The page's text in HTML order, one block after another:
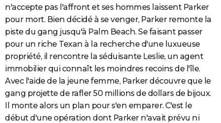
COPAINS D'AVANT
S'inscrire
Se connecter
Lycées
Collèges
Primaires
Universités
Entreprises
Service militaire
Avis de recherche
AVIS DE DÉCÈS
FORUM
Bricolage
Lifestyle
Culture
Sport
Auto
Television
Voyage
Cinema
n'accepte pas l'affront et ses hommes laissent Parker
pour mort. Bien décidé à se venger, Parker remonte la
piste du gang jusqu'à Palm Beach. Se faisant passer
pour un riche Texan à la recherche d'une luxueuse
propriété, il rencontre la séduisante Leslie, un agent
immobilier qui connaît les moindres recoins de l'île.
Avec l'aide de la jeune femme, Parker découvre que le
gang projette de rafler 50 millions de dollars de bijoux.
Il monte alors un plan pour s'en emparer. C'est le
début d'une opération dont Parker n'avait prévu ni